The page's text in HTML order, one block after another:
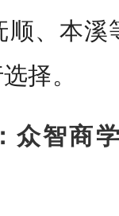
、本溪
择。
众智商